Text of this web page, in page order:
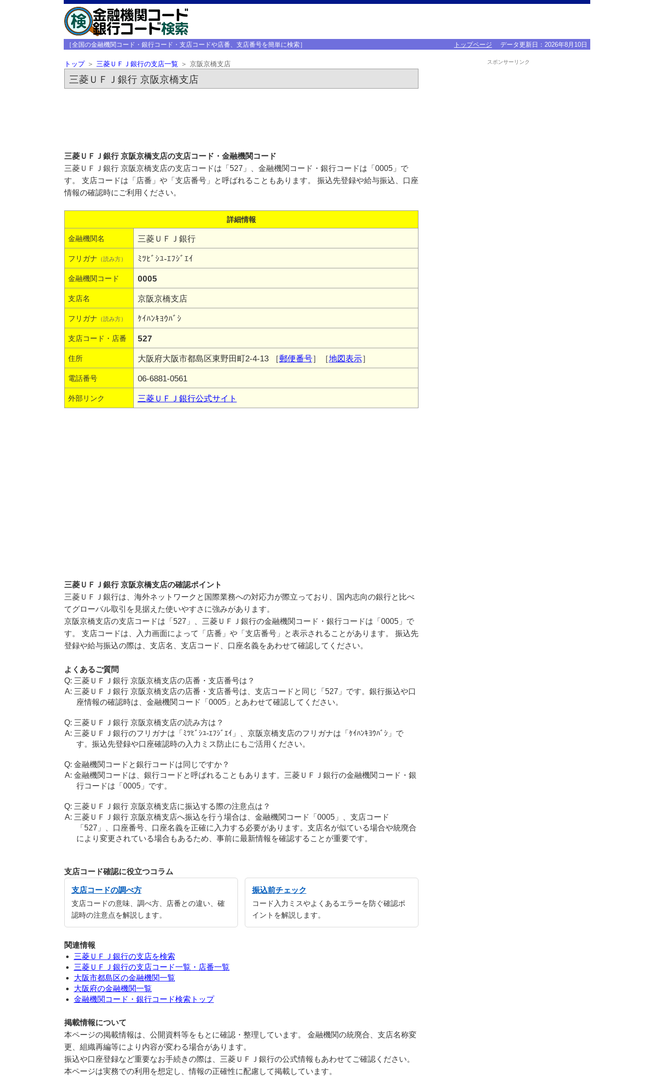
［全国の金融機関コード・銀行コード・支店コードや店番、支店番号を簡単に検索］ トップページ データ更新日： 2026年8月10日
トップ 三菱ＵＦＪ銀行の支店一覧 京阪京橋支店
三菱ＵＦＪ銀行 京阪京橋支店
三菱ＵＦＪ銀行 京阪京橋支店の支店コード・金融機関コード
三菱ＵＦＪ銀行 京阪京橋支店の支店コードは「527」、金融機関コード・銀行コードは「0005」で
す。 支店コードは「店番」や「支店番号」と呼ばれることもあります。 振込先登録や給与振込、口座
情報の確認時にご利用ください。
詳細情報
金融機関名 三菱ＵＦＪ銀行
フリガナ （読み方） ﾐﾂﾋﾞｼﾕ-ｴﾌｼﾞｴｲ
金融機関コード 0005
支店名 京阪京橋支店
フリガナ （読み方） ｹｲﾊﾝｷﾖｳﾊﾞｼ
支店コード・店番 527
住所 大阪府大阪市都島区東野田町2-4-13 ［郵便番号］［地図表示］
電話番号 06-6881-0561
外部リンク 三菱ＵＦＪ銀行公式サイト
三菱ＵＦＪ銀行 京阪京橋支店の確認ポイント
三菱ＵＦＪ銀行は、海外ネットワークと国際業務への対応力が際立っており、国内志向の銀行と比べ
てグローバル取引を見据えた使いやすさに強みがあります。
京阪京橋支店の支店コードは「527」、三菱ＵＦＪ銀行の金融機関コード・銀行コードは「0005」で
す。 支店コードは、入力画面によって「店番」や「支店番号」と表示されることがあります。 振込先
登録や給与振込の際は、支店名、支店コード、口座名義をあわせて確認してください。
よくあるご質問
三菱ＵＦＪ銀行 京阪京橋支店の店番・支店番号は？
三菱ＵＦＪ銀行 京阪京橋支店の店番・支店番号は、支店コードと同じ「527」です。銀行振込や口
座情報の確認時は、金融機関コード「0005」とあわせて確認してください。
三菱ＵＦＪ銀行 京阪京橋支店の読み方は？
三菱ＵＦＪ銀行のフリガナは「ﾐﾂﾋﾞｼﾕ-ｴﾌｼﾞｴｲ」、京阪京橋支店のフリガナは「ｹｲﾊﾝｷﾖｳﾊﾞｼ」で
す。振込先登録や口座確認時の入力ミス防止にもご活用ください。
金融機関コードと銀行コードは同じですか？
金融機関コードは、銀行コードと呼ばれることもあります。三菱ＵＦＪ銀行の金融機関コード・銀
行コードは「0005」です。
三菱ＵＦＪ銀行 京阪京橋支店に振込する際の注意点は？
三菱ＵＦＪ銀行 京阪京橋支店へ振込を行う場合は、金融機関コード「0005」、支店コード
「527」、口座番号、口座名義を正確に入力する必要があります。支店名が似ている場合や統廃合
により変更されている場合もあるため、事前に最新情報を確認することが重要です。
支店コード確認に役立つコラム
支店コードの調べ方
支店コードの意味、調べ方、店番との違い、確
認時の注意点を解説します。
振込前チェック
コード入力ミスやよくあるエラーを防ぐ確認ポ
イントを解説します。
関連情報
三菱ＵＦＪ銀行の支店を検索
三菱ＵＦＪ銀行の支店コード一覧・店番一覧
大阪市都島区の金融機関一覧
大阪府の金融機関一覧
金融機関コード・銀行コード検索トップ
掲載情報について
本ページの掲載情報は、公開資料等をもとに確認・整理しています。 金融機関の統廃合、支店名称変
更、組織再編等により内容が変わる場合があります。
振込や口座登録など重要なお手続きの際は、三菱ＵＦＪ銀行の公式情報もあわせてご確認ください。
本ページは実務での利用を想定し、情報の正確性に配慮して掲載しています。
スポンサーリンク